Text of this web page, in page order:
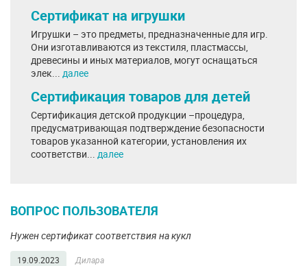
Сертификат на игрушки
Игрушки – это предметы, предназначенные для игр.
Они изготавливаются из текстиля, пластмассы,
древесины и иных материалов, могут оснащаться
элек... далее
Сертификация товаров для детей
Сертификация детской продукции –процедура,
предусматривающая подтверждение безопасности
товаров указанной категории, установления их
соответстви... далее
ВОПРОС ПОЛЬЗОВАТЕЛЯ
Нужен сертификат соответствия на кукл
19.09.2023 Дилара